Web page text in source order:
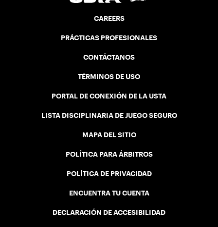
CAREERS
PRÁCTICAS PROFESIONALES
CONTÁCTANOS
TÉRMINOS DE USO
PORTAL DE CONEXIÓN DE LA USTA
LISTA DISCIPLINARIA DE JUEGO SEGURO
MAPA DEL SITIO
POLÍTICA PARA ÁRBITROS
POLÍTICA DE PRIVACIDAD
ENCUENTRA TU CUENTA
DECLARACIÓN DE ACCESIBILIDAD